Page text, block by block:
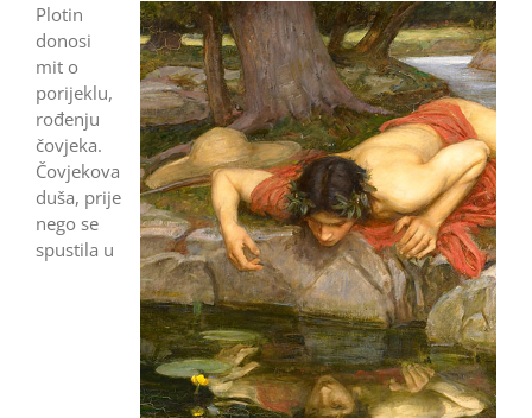
Plotin
donosi
mit o
porijeklu,
rođenju
čovjeka.
Čovjekova
duša, prije
nego se
spustila u